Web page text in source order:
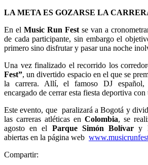
LA META ES GOZARSE LA
En el Music Run Fest se van a
de cada participante, sin embargo el
primero sino disfrutar y pasar una noche
Una vez finalizado el recorrido los
Fest”, un divertido espacio en el que se
la carrera. Allí, el famoso DJ español,
encargado de cerrar esta fiesta deportiva
Este evento, que paralizará a Bogotá y
las carreras atléticas en Colombia, se
agosto en el Parque Simón Bolívar y
abiertas en la página web
Compartir: